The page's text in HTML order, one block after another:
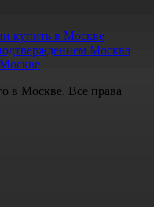
купить в Москве
Москва
в Москве. Все права